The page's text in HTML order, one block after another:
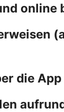
online
die